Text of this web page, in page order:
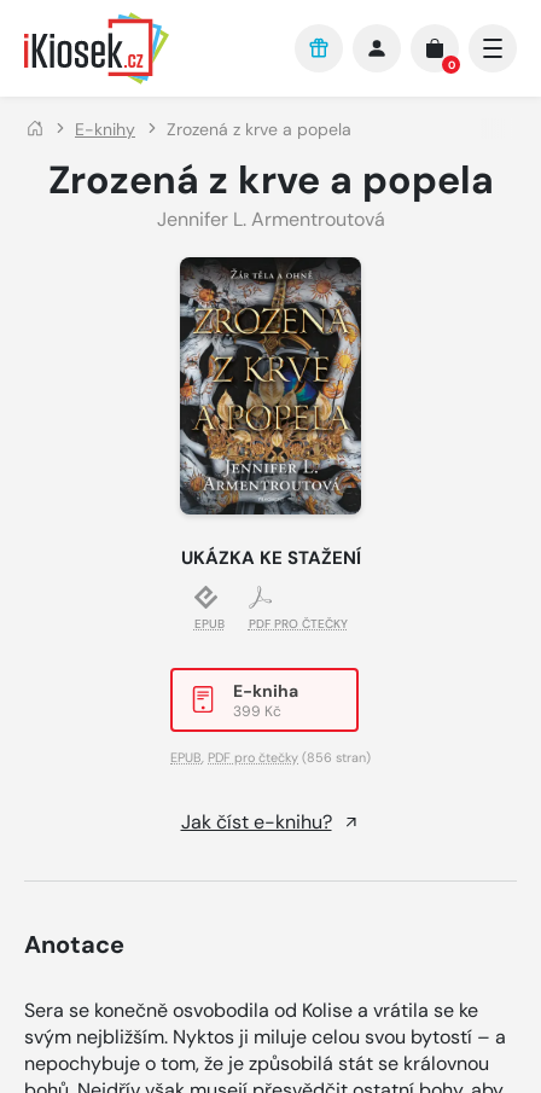
Přejít na hlavní obsah
0
E-knihy Zrozená z krve a popela
Zrozená z krve a popela
Jennifer L. Armentroutová
UKÁZKA KE STAŽENÍ
EPUB PDF PRO ČTEČKY
E-kniha
399 Kč
EPUB PDF pro čtečky (856 stran)
Jak číst e-knihu?
Anotace
Sera se konečně osvobodila od Kolise a vrátila se ke
svým nejbližším. Nyktos ji miluje celou svou bytostí – a
nepochybuje o tom, že je způsobilá stát se královnou